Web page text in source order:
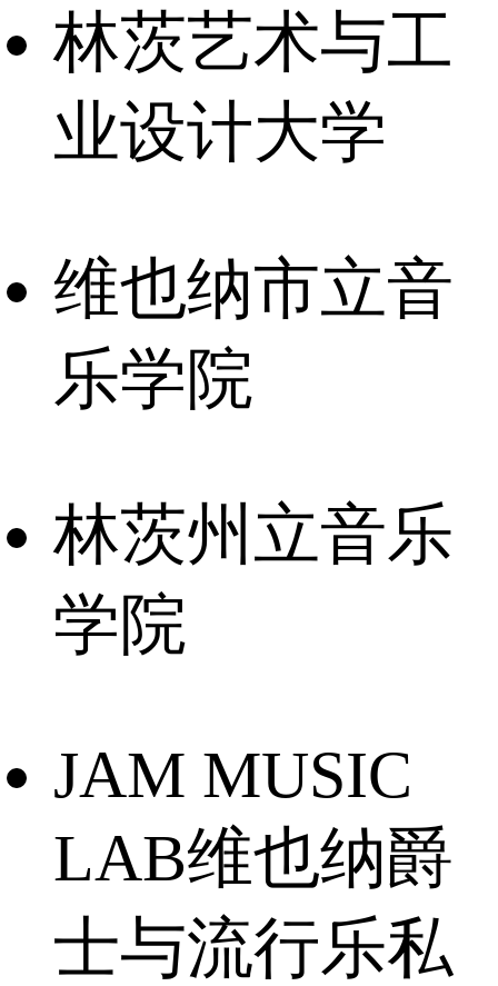
林茨艺术与工
业设计大学
维也纳市立音
乐学院
林茨州立音乐
学院
JAM MUSIC
LAB维也纳爵
士与流行乐私